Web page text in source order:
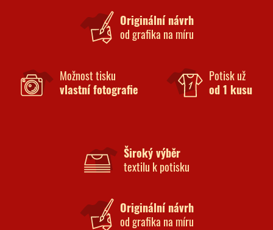
Originální návrh
od grafika na míru
Možnost tisku
vlastní fotografie
Potisk už
od 1 kusu
Široký výběr
textilu k potisku
Originální návrh
od grafika na míru